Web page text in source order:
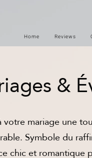
Home Reviews
&
mariage une
Symbole du
chic et romantique